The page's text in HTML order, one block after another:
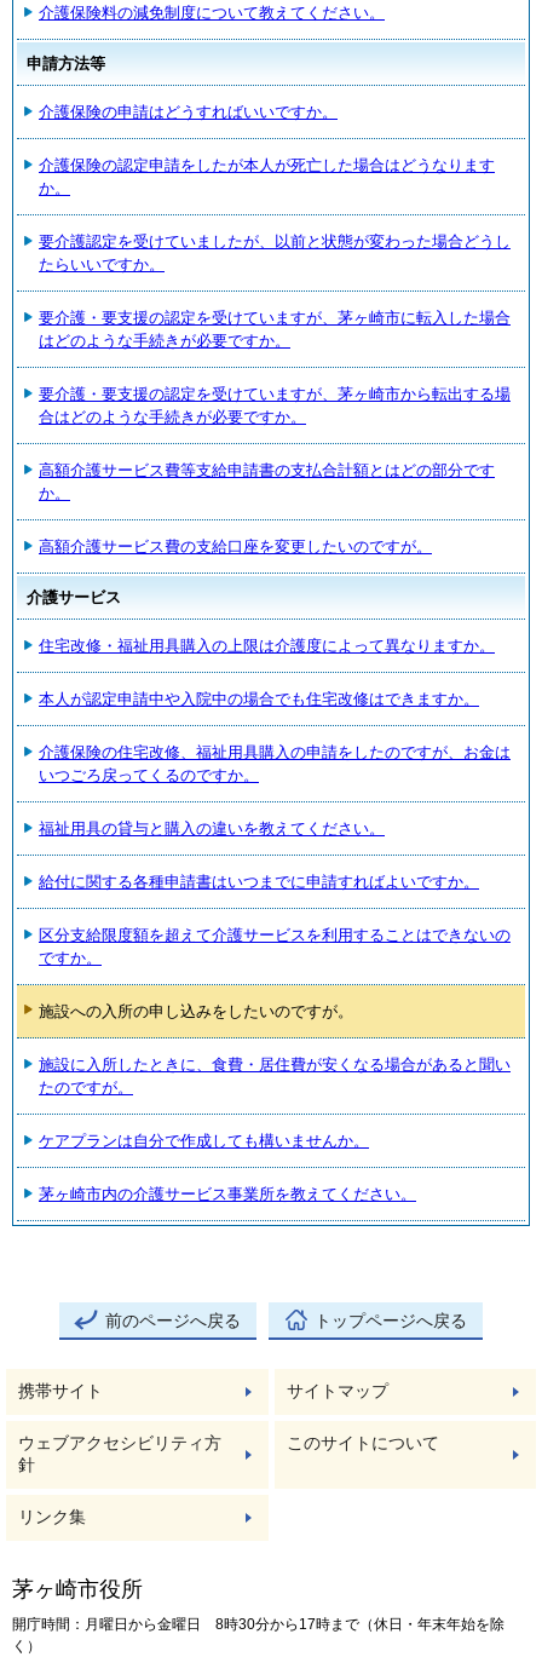
介護保険料の減免制度について教えてください。
申請方法等
介護保険の申請はどうすればいいですか。
介護保険の認定申請をしたが本人が死亡した場合はどうなります
か。
要介護認定を受けていましたが、以前と状態が変わった場合どうし
たらいいですか。
要介護・要支援の認定を受けていますが、茅ヶ崎市に転入した場合
はどのような手続きが必要ですか。
要介護・要支援の認定を受けていますが、茅ヶ崎市から転出する場
合はどのような手続きが必要ですか。
高額介護サービス費等支給申請書の支払合計額とはどの部分です
か。
高額介護サービス費の支給口座を変更したいのですが。
介護サービス
住宅改修・福祉用具購入の上限は介護度によって異なりますか。
本人が認定申請中や入院中の場合でも住宅改修はできますか。
介護保険の住宅改修、福祉用具購入の申請をしたのですが、お金は
いつごろ戻ってくるのですか。
福祉用具の貸与と購入の違いを教えてください。
給付に関する各種申請書はいつまでに申請すればよいですか。
区分支給限度額を超えて介護サービスを利用することはできないの
ですか。
施設への入所の申し込みをしたいのですが。
施設に入所したときに、食費・居住費が安くなる場合があると聞い
たのですが。
ケアプランは自分で作成しても構いませんか。
茅ヶ崎市内の介護サービス事業所を教えてください。
前のページへ戻る トップページへ戻る
携帯サイト サイトマップ
ウェブアクセシビリティ方
針
このサイトについて
リンク集
茅ヶ崎市役所
開庁時間：月曜日から金曜日 8時30分から17時まで（休日・年末年始を除
く）